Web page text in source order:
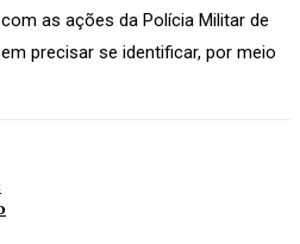
as ações da Polícia Militar de
precisar se identificar, por meio